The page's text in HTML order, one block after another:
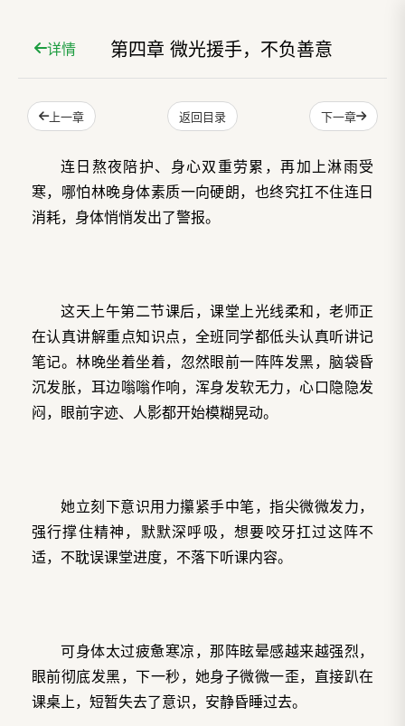
详情 第四章 微光援手，不负善意
上一章 返回目录 下一章
连日熬夜陪护、身心双重劳累，再加上淋雨受
寒，哪怕林晚身体素质一向硬朗，也终究扛不住连日
消耗，身体悄悄发出了警报。
这天上午第二节课后，课堂上光线柔和，老师正
在认真讲解重点知识点，全班同学都低头认真听讲记
笔记。林晚坐着坐着，忽然眼前一阵阵发黑，脑袋昏
沉发胀，耳边嗡嗡作响，浑身发软无力，心口隐隐发
闷，眼前字迹、人影都开始模糊晃动。
她立刻下意识用力攥紧手中笔，指尖微微发力，
强行撑住精神，默默深呼吸，想要咬牙扛过这阵不
适，不耽误课堂进度，不落下听课内容。
可身体太过疲惫寒凉，那阵眩晕感越来越强烈，
眼前彻底发黑，下一秒，她身子微微一歪，直接趴在
课桌上，短暂失去了意识，安静昏睡过去。